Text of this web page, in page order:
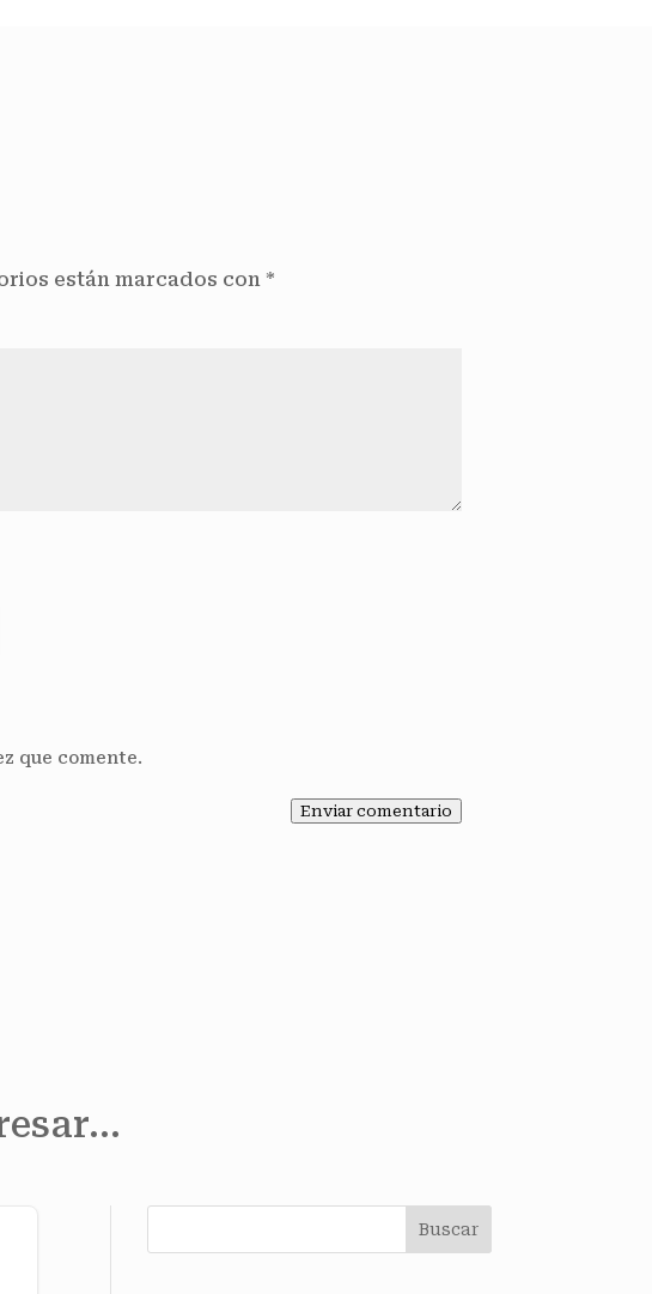
están marcados con *
que comente.
Enviar comentario
Buscar